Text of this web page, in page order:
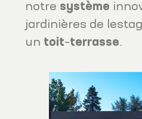
notre système
jardinières de
un toit–terrasse.